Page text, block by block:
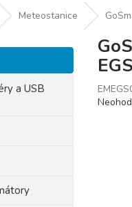
Meteostanice
a USB